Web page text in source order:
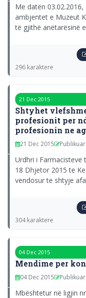
Me datën
ambjentet e Muzeut
të gjithë anëtarësinë
296 karaktere
21 Dec 2015
Shtyhet
profesionit per
profesionin ne
21 Dec 2015
Urdhri i Farmacisteve
18 Dhjetor 2015 te
vendosur te shtyje
304 karaktere
04 Dec 2015
Mendime per
04 Dec 2015
Mbështetur në ligjin